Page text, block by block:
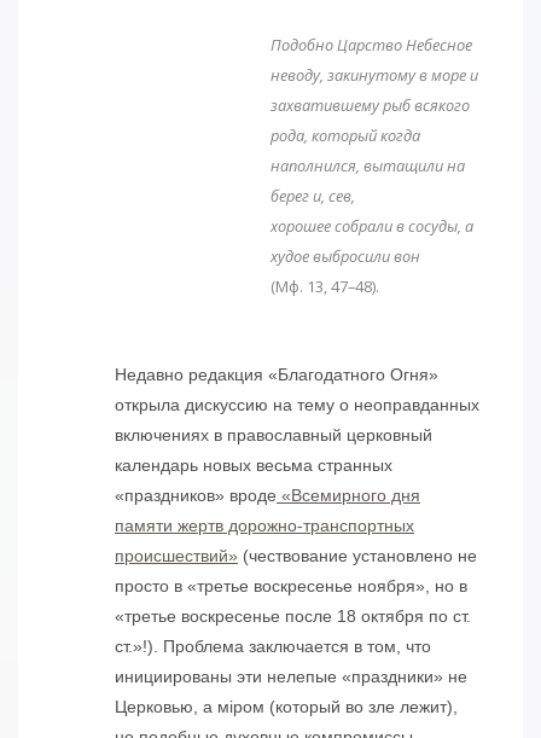
Подобно Царство Небесное
неводу, закинутому в море и
захватившему рыб всякого
рода, который когда
наполнился, вытащили на
берег и, сев,
хорошее собрали в сосуды, а
худое выбросили вон
(Мф. 13, 47–48).
Недавно редакция «Благодатного Огня»
открыла дискуссию на тему о неоправданных
включениях в православный церковный
календарь новых весьма странных
«праздников» вроде «Всемирного дня
памяти жертв дорожно-транспортных
происшествий» (чествование установлено не
просто в «третье воскресенье ноября», но в
«третье воскресенье после 18 октября по ст.
ст.»!). Проблема заключается в том, что
инициированы эти нелепые «праздники» не
Церковью, а мiром (который во зле лежит),